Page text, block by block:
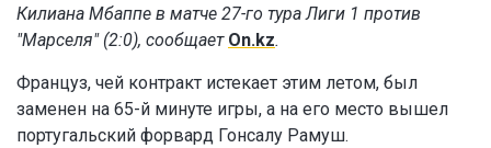
Килиана Мбаппе в матче 27-го тура Лиги 1 против
"Марселя" (2:0), сообщает On.kz.
Француз, чей контракт истекает этим летом, был
заменен на 65-й минуте игры, а на его место вышел
португальский форвард Гонсалу Рамуш.